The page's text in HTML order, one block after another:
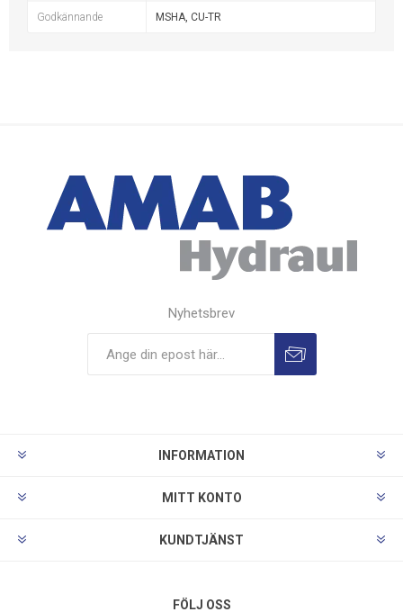
Godkännande MSHA, CU-TR
Nyhetsbrev
INFORMATION
MITT KONTO
KUNDTJÄNST
FÖLJ OSS